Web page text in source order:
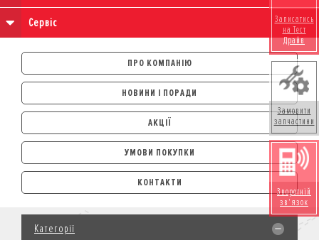
Сервіс
ПРО КОМПАНІЮ
НОВИНИ І ПОРАДИ
АКЦІЇ
УМОВИ ПОКУПКИ
АВТОМОБІЛІ
ЛІЗИНГ
КРЕДИТ
СТРАХУВАННЯ
КОНТАКТИ
Записатись
на Тест
Драйв
Замовити
запчастини
Зворотній
зв'язок
Категорії